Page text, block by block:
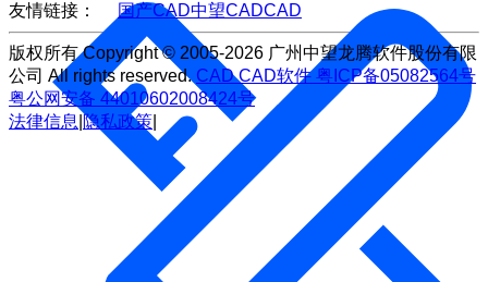
友情链接： 国产CAD中望CADCAD
版权所有 Copyright © 2005-2026 广州中望龙腾软件股份有限
公司 All rights reserved. CADCAD软件粤ICP备05082564号
粤公网安备 44010602008424号
法律信息 隐私政策